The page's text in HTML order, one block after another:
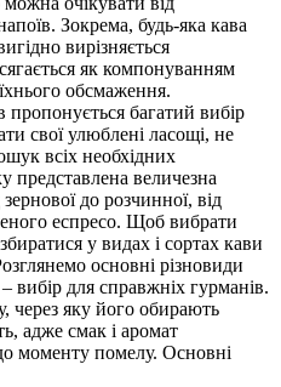
Зокрема, будь-яка кава
вирізняється
як компонуванням
обсмаження.
багатий вибір
свої улюблені ласощі, не
всіх необхідних
представлена величезна
зернової до розчинної, від
еспресо. Щоб вибрати
у видах і сортах кави
основні різновиди
вибір для справжніх гурманів.
через яку його обирають
адже смак і аромат
моменту помелу. Основні